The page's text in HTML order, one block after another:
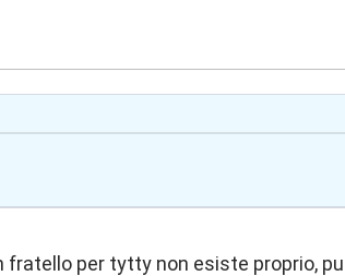
fratello per tytty non esiste proprio,